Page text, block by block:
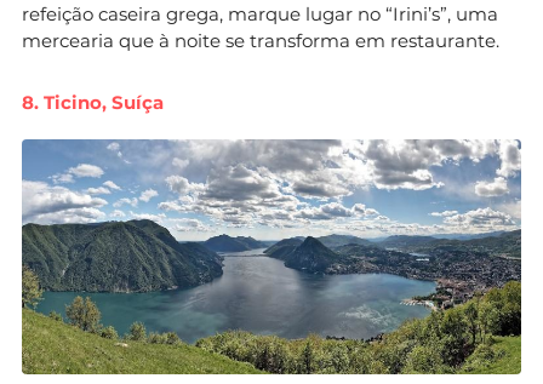
refeição caseira grega, marque lugar no “Irini’s”, uma
mercearia que à noite se transforma em restaurante.
8. Ticino, Suíça